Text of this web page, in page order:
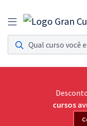
Assinatura
Acesso a todos os cursos.
Assinatura OAB Até
Acesso ilimitado a toda
cursos